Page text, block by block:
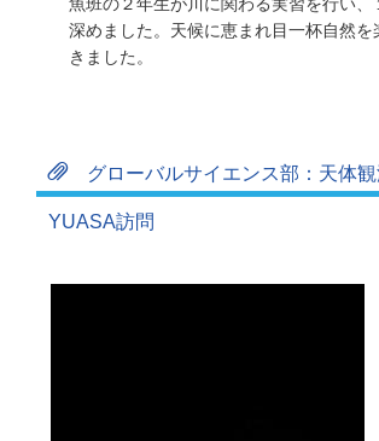
深めました。天候に恵まれ目一杯自然を
きました。
グローバルサイエンス部：天体
YUASA訪問